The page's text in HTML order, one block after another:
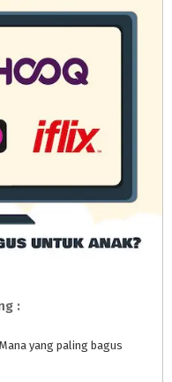
:
Mana yang paling bagus